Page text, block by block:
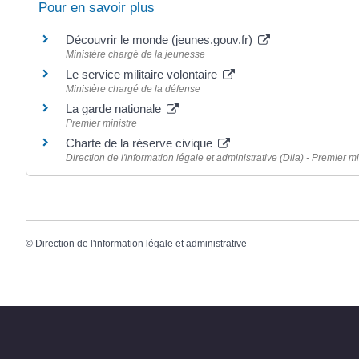
Pour en savoir plus
Découvrir le monde (jeunes.gouv.fr)
Ministère chargé de la jeunesse
Le service militaire volontaire
Ministère chargé de la défense
La garde nationale
Premier ministre
Charte de la réserve civique
Direction de l'information légale et administrative (Dila) - Premier
© Direction de l'information légale et administrative